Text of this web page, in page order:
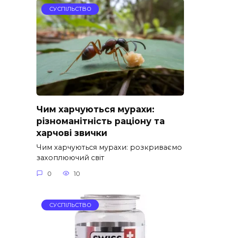
СУСПІЛЬСТВО
Чим харчуються мурахи:
різноманітність раціону та
харчові звички
Чим харчуються мурахи: розкриваємо
захоплюючий світ
0 10
СУСПІЛЬСТВО